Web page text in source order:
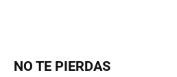
NO TE PIERDAS